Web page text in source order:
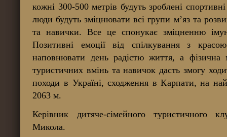
кожні 300-500 метрів будуть зроблені
люди будуть зміцнювати всі групи м’яз та
та навички. Все це спонукає зміцненню
Позитивні емоції від спілкування з
наповнювати день радістю життя, а фізична
туристичних вмінь та навичок дасть змогу
походи в Україні, сходження в Карпати, на
2063 м.
Керівник дитяче-сімейного туристичного
Микола.